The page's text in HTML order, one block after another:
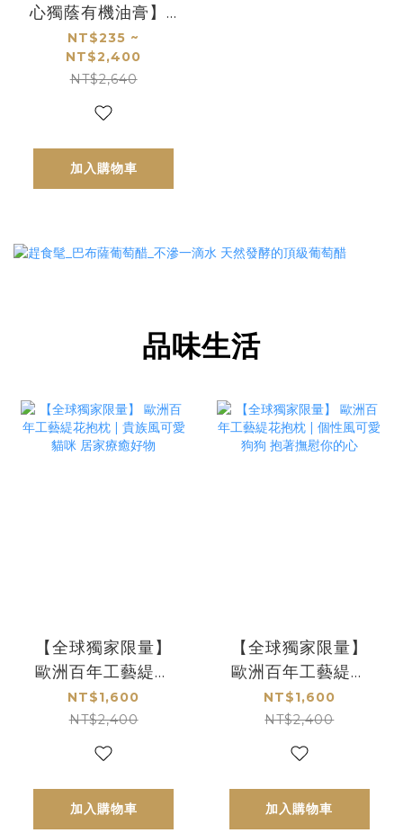
心獨蔭有機油膏】 |
你不能錯過的料理
百搭美味沾醬就是
她
NT$235 ~
NT$2,400
NT$2,640
加入購物車
品味生活
【全球獨家限量】
歐洲百年工藝緹花
抱枕 | 貴族風可愛
貓咪 居家療癒好物
NT$1,600
NT$2,400
加入購物車
【全球獨家限量】
歐洲百年工藝緹花
抱枕 | 個性風可愛
狗狗 抱著撫慰你的
心
NT$1,600
NT$2,400
加入購物車